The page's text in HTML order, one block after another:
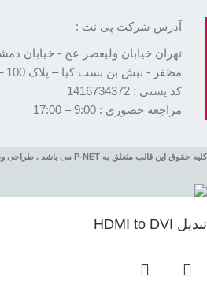
آدرس شرکت پی نت :
تهران خیابان ولیعصر عج - خیابان
مظفر - نبش بن بست کیا – پلاک 100 – واحد 12
کد پستی : 1416734372
مراجعه حضوری : 9:00 – 17:00
کلیه حقوق این قالب متعلق به P-NET می باشد . طراحی وب سایت توسط ماه سایت
تبدیل HDMI to DVI